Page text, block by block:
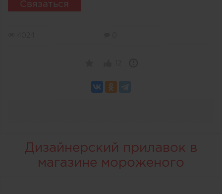
Связаться
Дизайнерский прилавок в
магазине мороженого